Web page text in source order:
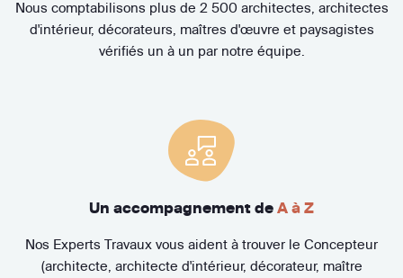
Nous comptabilisons plus de 2 500 architectes, architectes
d'intérieur, décorateurs, maîtres d'œuvre et paysagistes
vérifiés un à un par notre équipe.
Un accompagnement de A à Z
Nos Experts Travaux vous aident à trouver le Concepteur
(architecte, architecte d'intérieur, décorateur, maître